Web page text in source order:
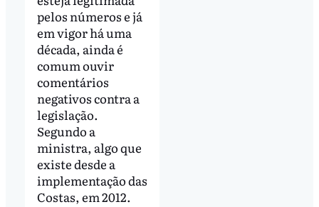
pelos números e já
em vigor há uma
década, ainda é
comum ouvir
comentários
negativos contra a
legislação.
Segundo a
ministra, algo que
existe desde a
implementação das
Costas, em 2012.